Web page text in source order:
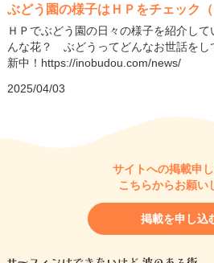
ぶどう園の様子はＨＰをチェック（
ＨＰでぶどう園の日々の様子を紹介し
んな花？ ぶどうってどんなお世話をし
新中！https://inobudou.com/news/
2025/04/03
サイトへの掲載申
こちらからお願い
掲載を申し込